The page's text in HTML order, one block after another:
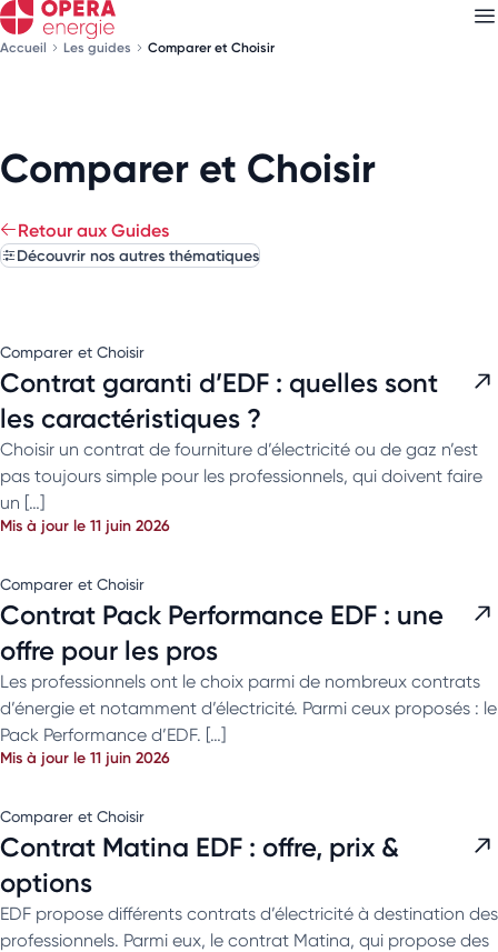
Accueil Les guides Comparer et Choisir
Comparer et Choisir
Retour aux Guides
Découvrir nos autres thématiques
Comparer et Choisir
Contrat garanti d’EDF : quelles sont
les caractéristiques ?
Choisir un contrat de fourniture d’électricité ou de gaz n’est
pas toujours simple pour les professionnels, qui doivent faire
un […]
Mis à jour le 11 juin 2026
Comparer et Choisir
Contrat Pack Performance EDF : une
offre pour les pros
Les professionnels ont le choix parmi de nombreux contrats
d’énergie et notamment d’électricité. Parmi ceux proposés : le
Pack Performance d’EDF. […]
Mis à jour le 11 juin 2026
Comparer et Choisir
Contrat Matina EDF : offre, prix &
options
EDF propose différents contrats d’électricité à destination des
professionnels. Parmi eux, le contrat Matina, qui propose des
Choisissez les newsletters qui vous intéressent